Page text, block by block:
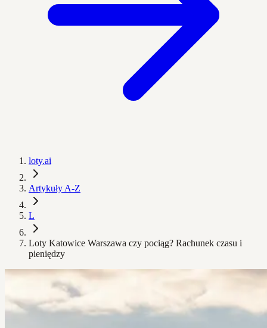
loty.ai
Artykuły A-Z
L
Loty Katowice Warszawa czy pociąg? Rachunek czasu i
pieniędzy